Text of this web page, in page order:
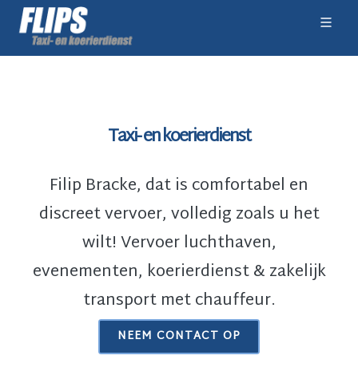
Taxi- en koerierdienst
Filip Bracke, dat is comfortabel en
discreet vervoer, volledig zoals u het
wilt! Vervoer luchthaven,
evenementen, koerierdienst & zakelijk
transport met chauffeur.
NEEM CONTACT OP